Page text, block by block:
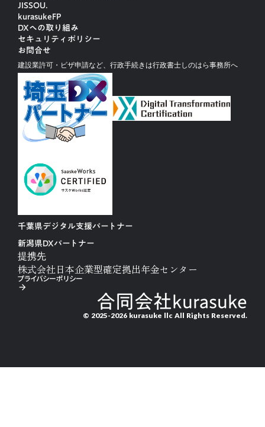
JISSOU.
kurasukeFP
DXへの取り組み
セキュリティポリシー
お問合せ
建設業許可・ビザ申請など、行政手続きは行政書士しのはら事務所へ
千葉県デジタル支援パートナー
新潟県DXパートナー
提携先
株式会社日本企業型確定拠出年金センター
合同会社kurasuke
© 2025-2026 kurasuke llc All Rights Reserved.
プライバシーポリシー
arrow_forward